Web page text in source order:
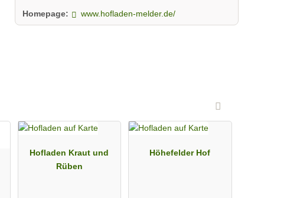
Homepage: www.hofladen-melder.de/
Hofladen Kraut und
Rüben
Höhefelder Hof